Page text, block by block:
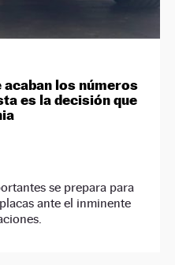
acaban los números
es la decisión que
se prepara para
ante el inminente